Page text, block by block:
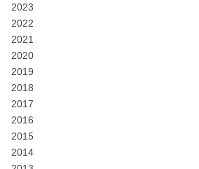
2023
2022
2021
2020
2019
2018
2017
2016
2015
2014